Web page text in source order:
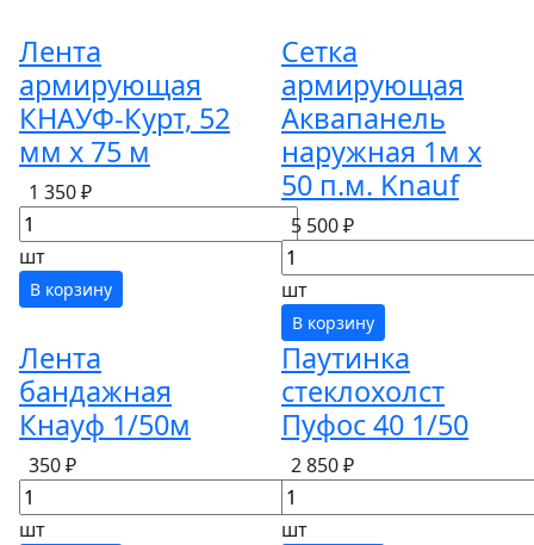
Лента
армирующая
КНАУФ-Курт, 52
мм х 75 м
1 350 ₽
шт
В корзину
Сетка
армирующая
Аквапанель
наружная 1м х
50 п.м. Knauf
5 500 ₽
шт
В корзину
Лента
бандажная
Кнауф 1/50м
350 ₽
шт
Паутинка
стеклохолст
Пуфос 40 1/50
2 850 ₽
шт